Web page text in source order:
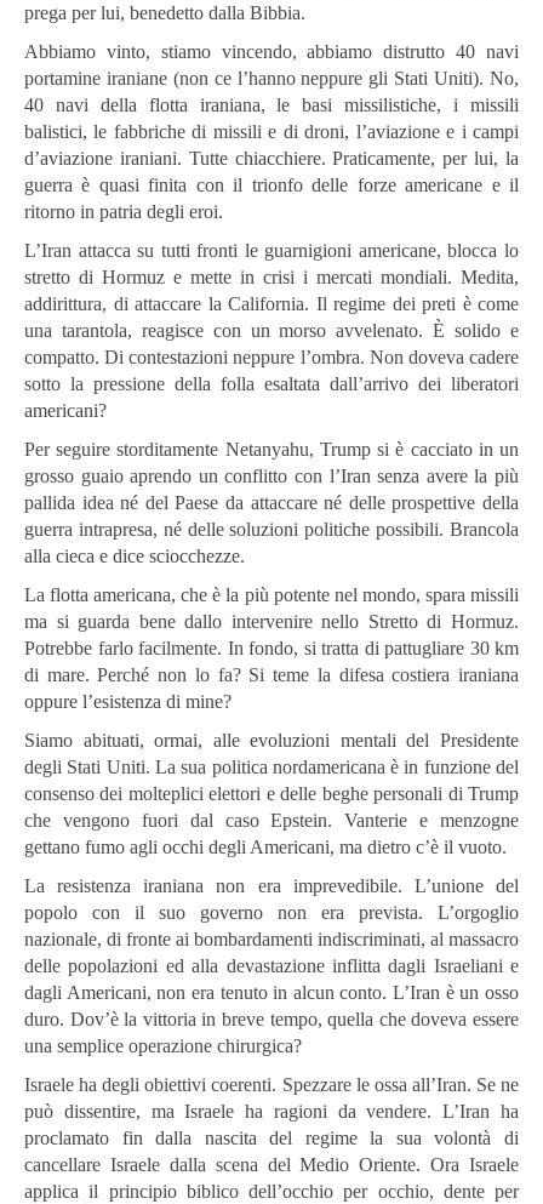
prega per lui, benedetto dalla Bibbia.
Abbiamo vinto, stiamo vincendo, abbiamo distrutto 40 navi
portamine iraniane (non ce l’hanno neppure gli Stati Uniti). No,
40 navi della flotta iraniana, le basi missilistiche, i missili
balistici, le fabbriche di missili e di droni, l’aviazione e i campi
d’aviazione iraniani. Tutte chiacchiere. Praticamente, per lui, la
guerra è quasi finita con il trionfo delle forze americane e il
ritorno in patria degli eroi.
L’Iran attacca su tutti fronti le guarnigioni americane, blocca lo
stretto di Hormuz e mette in crisi i mercati mondiali. Medita,
addirittura, di attaccare la California. Il regime dei preti è come
una tarantola, reagisce con un morso avvelenato. È solido e
compatto. Di contestazioni neppure l’ombra. Non doveva cadere
sotto la pressione della folla esaltata dall’arrivo dei liberatori
americani?
Per seguire storditamente Netanyahu, Trump si è cacciato in un
grosso guaio aprendo un conflitto con l’Iran senza avere la più
pallida idea né del Paese da attaccare né delle prospettive della
guerra intrapresa, né delle soluzioni politiche possibili. Brancola
alla cieca e dice sciocchezze.
La flotta americana, che è la più potente nel mondo, spara missili
ma si guarda bene dallo intervenire nello Stretto di Hormuz.
Potrebbe farlo facilmente. In fondo, si tratta di pattugliare 30 km
di mare. Perché non lo fa? Si teme la difesa costiera iraniana
oppure l’esistenza di mine?
Siamo abituati, ormai, alle evoluzioni mentali del Presidente
degli Stati Uniti. La sua politica nordamericana è in funzione del
consenso dei molteplici elettori e delle beghe personali di Trump
che vengono fuori dal caso Epstein. Vanterie e menzogne
gettano fumo agli occhi degli Americani, ma dietro c’è il vuoto.
La resistenza iraniana non era imprevedibile. L’unione del
popolo con il suo governo non era prevista. L’orgoglio
nazionale, di fronte ai bombardamenti indiscriminati, al massacro
delle popolazioni ed alla devastazione inflitta dagli Israeliani e
dagli Americani, non era tenuto in alcun conto. L’Iran è un osso
duro. Dov’è la vittoria in breve tempo, quella che doveva essere
una semplice operazione chirurgica?
Israele ha degli obiettivi coerenti. Spezzare le ossa all’Iran. Se ne
può dissentire, ma Israele ha ragioni da vendere. L’Iran ha
proclamato fin dalla nascita del regime la sua volontà di
cancellare Israele dalla scena del Medio Oriente. Ora Israele
applica il principio biblico dell’occhio per occhio, dente per